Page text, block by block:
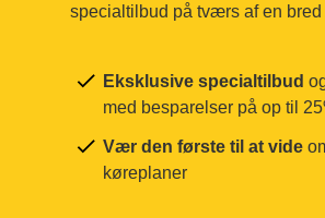
specialtilbud på tværs af en bred
Eksklusive specialtilbud
med besparelser på op til
Vær den første til at vide
køreplaner